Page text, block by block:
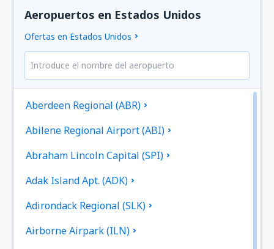
Aeropuertos en Estados Unidos
Ofertas en Estados Unidos
Aberdeen Regional (ABR)
Abilene Regional Airport (ABI)
Abraham Lincoln Capital (SPI)
Adak Island Apt. (ADK)
Adirondack Regional (SLK)
Airborne Airpark (ILN)